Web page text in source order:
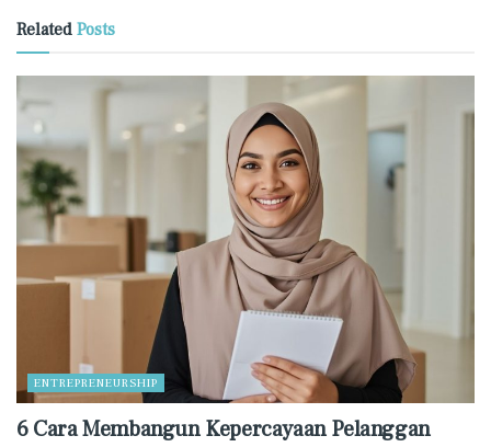
Related Posts
ENTREPRENEURSHIP
6 Cara Membangun Kepercayaan Pelanggan